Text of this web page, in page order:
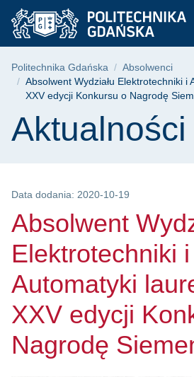
Przejdź
do
menu
Przejdź
do
wyszukiwarki
Przejdź
do
treści
Absolwent
Ścieżka
Politechnika Gdańska
Absolwenci
Absolwent Wydziału Elektrotechniki i
XXV edycji Konkursu o Nagrodę
Treść strony
Aktualności
Data dodania: 2020-10-19
Absolwent
Elektrotechniki i
Automatyki
XXV edycji
Nagrodę